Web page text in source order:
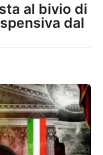
al bivio di
dal